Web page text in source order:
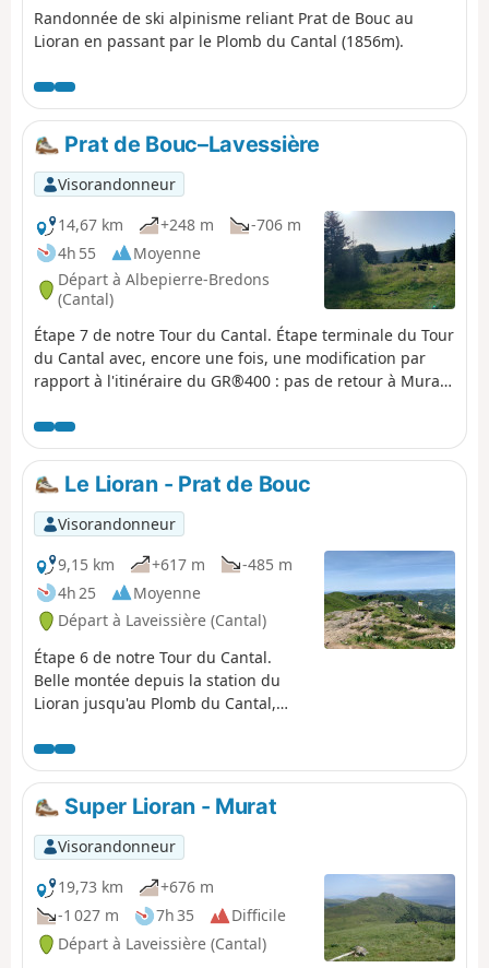
Randonnée de ski alpinisme reliant Prat de Bouc au
Lioran en passant par le Plomb du Cantal (1856m).
Prat de Bouc–Lavessière
Visorandonneur
14,67 km
+248 m
-706 m
4h 55
Moyenne
Départ à Albepierre-Bredons
(Cantal)
Étape 7 de notre Tour du Cantal. Étape terminale du Tour
du Cantal avec, encore une fois, une modification par
rapport à l'itinéraire du GR®400 : pas de retour à Murat,
voir épisode 1). L'étape se déroule essentiellement à
l'ombre, mais le fait de descendre, en altitude, amène la
chaleur…
Le Lioran - Prat de Bouc
Visorandonneur
9,15 km
+617 m
-485 m
4h 25
Moyenne
Départ à Laveissière (Cantal)
Étape 6 de notre Tour du Cantal.
Belle montée depuis la station du
Lioran jusqu'au Plomb du Cantal,
forte montée pour accéder au Puy du
Rocher par l'Aiguillon ; traversée
pour rejoindre la gare d'arrivée du
téléphérique et dernière grimpette
(modérée) pour le Plomb du
Cantal.Panoramas de tous côtés. On
découvre les paysages de plusieurs
vallées selon les passages. On en
prend plein les yeux !
Super Lioran - Murat
Visorandonneur
19,73 km
+676 m
-1 027 m
7h 35
Difficile
Départ à Laveissière (Cantal)